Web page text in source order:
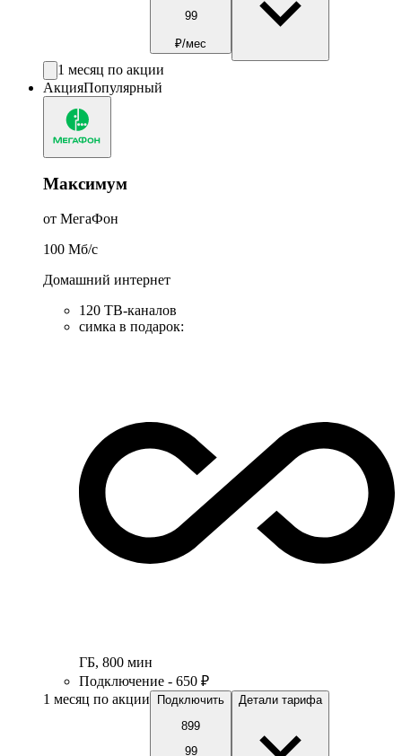
99
₽/мес
1 месяц по акции
АкцияПопулярный
Максимум
от МегаФон
100 Мб/c
Домашний интернет
120 ТВ-каналов
симка в подарок:
ГБ, 800 мин
Подключение - 650 ₽
1 месяц по акции
Подключить
899
99
Детали тарифа